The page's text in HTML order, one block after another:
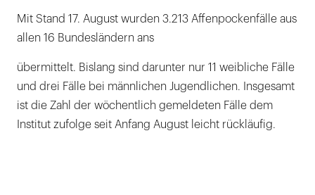
Mit Stand 17. August wurden 3.213 Affenpockenfälle aus
allen 16 Bundesländern ans
übermittelt. Bislang sind darunter nur 11 weibliche Fälle
und drei Fälle bei männlichen Jugendlichen. Insgesamt
ist die Zahl der wöchentlich gemeldeten Fälle dem
Institut zufolge seit Anfang August leicht rückläufig.